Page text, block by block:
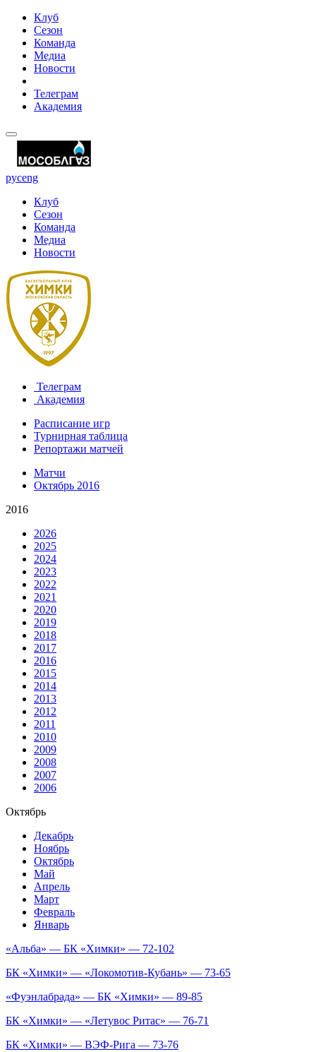
Клуб
Сезон
Команда
Медиа
Новости
Телеграм
Академия
русeng
Клуб
Сезон
Команда
Медиа
Новости
Телеграм
Академия
Расписание игр
Турнирная таблица
Репортажи матчей
Матчи
Октябрь 2016
2016
2026
2025
2024
2023
2022
2021
2020
2019
2018
2017
2016
2015
2014
2013
2012
2011
2010
2009
2008
2007
2006
Октябрь
Декабрь
Ноябрь
Октябрь
Май
Апрель
Март
Февраль
Январь
«Альба» — БК «Химки» — 72-102
БК «Химки» — «Локомотив-Кубань» — 73-65
«Фуэнлабрада» — БК «Химки» — 89-85
БК «Химки» — «Летувос Ритас» — 76-71
БК «Химки» — ВЭФ-Рига — 73-76